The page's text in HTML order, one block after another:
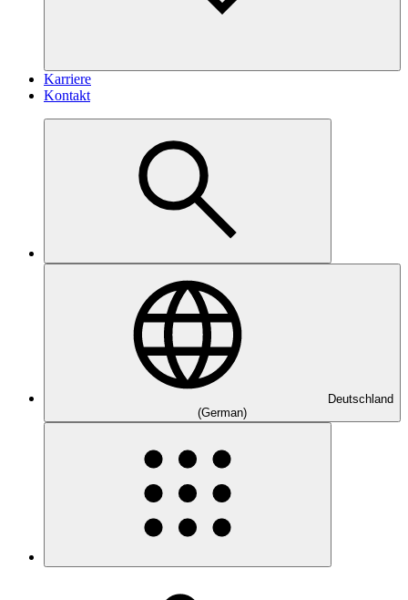
Karriere
Kontakt
Deutschland
(German)